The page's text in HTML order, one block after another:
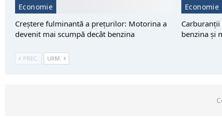
Economie
Creștere fulminantă a prețurilor: Motorina a
devenit mai scumpă decât benzina
Economie
Carburanții
benzina și
PREC. URM.